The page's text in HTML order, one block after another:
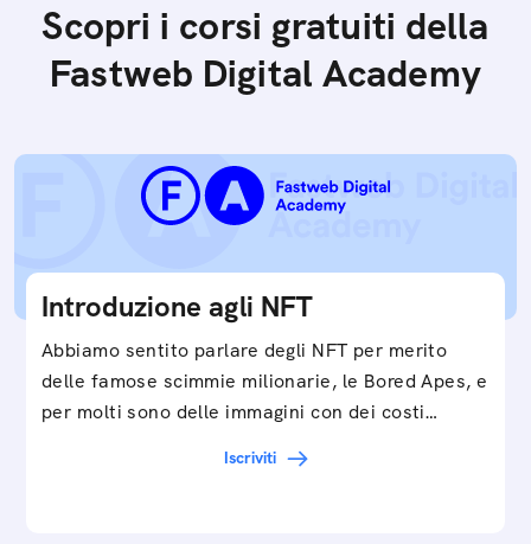
Scopri i corsi gratuiti della
Fastweb Digital Academy
Introduzione agli NFT
Abbiamo sentito parlare degli NFT per merito
delle famose scimmie milionarie, le Bored Apes, e
per molti sono delle immagini con dei costi…
Iscriviti